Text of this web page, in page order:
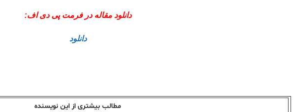
دانلود مقاله در فرمت پی دی اف:
دانلود
مطالب بیشتری از این نویسندە